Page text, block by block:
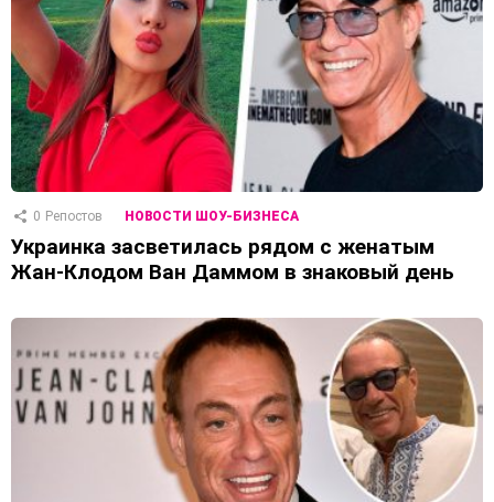
0 Репостов НОВОСТИ ШОУ-БИЗНЕСА
Украинка засветилась рядом с женатым
Жан-Клодом Ван Даммом в знаковый день